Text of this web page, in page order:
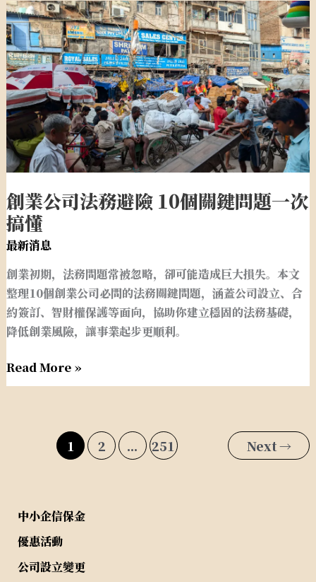
創業公司法務避險 10個關鍵問題一次
搞懂
最新消息
創業初期，法務問題常被忽略，卻可能造成巨大損失。本文
整理10個創業公司必問的法務關鍵問題，涵蓋公司設立、合
約簽訂、智財權保護等面向，協助你建立穩固的法務基礎，
降低創業風險，讓事業起步更順利。
創
業
公
司
法
務
避
險
10
關
鍵
問
一
次
搞
懂
Read More »
1 2 ... 251 Next→
中小企信保金
優惠活動
公司設立變更